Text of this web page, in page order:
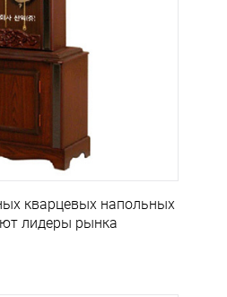
кварцевых напольных
лидеры рынка